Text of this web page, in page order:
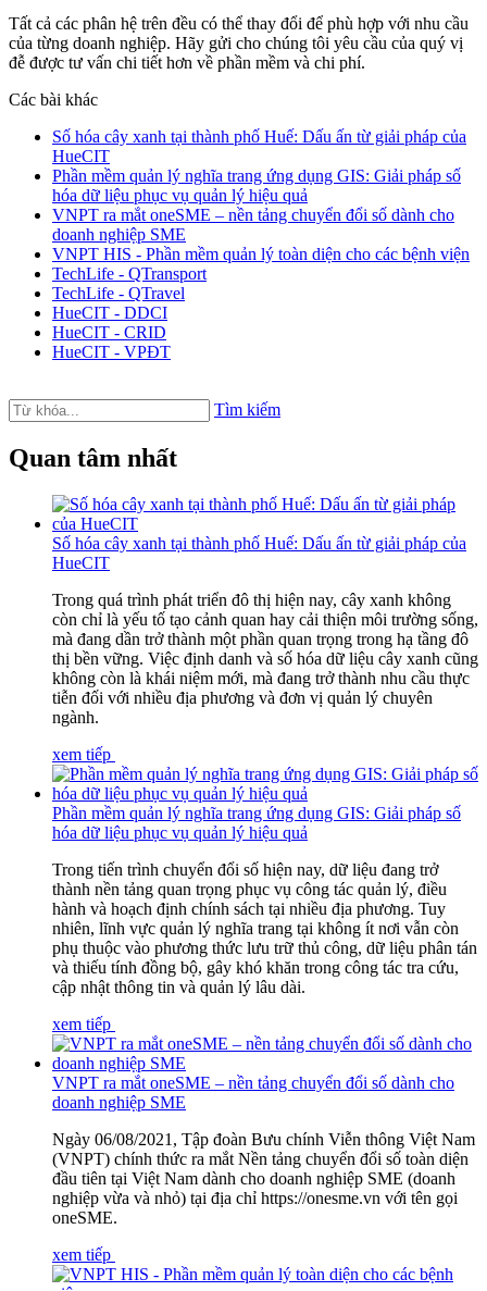
Tất cả các phân hệ trên đều có thể thay đổi để phù hợp với nhu cầu
của từng doanh nghiệp. Hãy gửi cho chúng tôi yêu cầu của quý vị
đễ được tư vấn chi tiết hơn về phần mềm và chi phí.
Các bài khác
Số hóa cây xanh tại thành phố Huế: Dấu ấn từ giải pháp của
HueCIT
Phần mềm quản lý nghĩa trang ứng dụng GIS: Giải pháp số
hóa dữ liệu phục vụ quản lý hiệu quả
VNPT ra mắt oneSME – nền tảng chuyển đổi số dành cho
doanh nghiệp SME
VNPT HIS - Phần mềm quản lý toàn diện cho các bệnh viện
TechLife - QTransport
TechLife - QTravel
HueCIT - DDCI
HueCIT - CRID
HueCIT - VPĐT
Tìm kiếm
Quan tâm nhất
Số hóa cây xanh tại thành phố Huế: Dấu ấn từ giải pháp của
HueCIT
Trong quá trình phát triển đô thị hiện nay, cây xanh không
còn chỉ là yếu tố tạo cảnh quan hay cải thiện môi trường sống,
mà đang dần trở thành một phần quan trọng trong hạ tầng đô
thị bền vững. Việc định danh và số hóa dữ liệu cây xanh cũng
không còn là khái niệm mới, mà đang trở thành nhu cầu thực
tiễn đối với nhiều địa phương và đơn vị quản lý chuyên
ngành.
xem tiếp
Phần mềm quản lý nghĩa trang ứng dụng GIS: Giải pháp số
hóa dữ liệu phục vụ quản lý hiệu quả
Trong tiến trình chuyển đổi số hiện nay, dữ liệu đang trở
thành nền tảng quan trọng phục vụ công tác quản lý, điều
hành và hoạch định chính sách tại nhiều địa phương. Tuy
nhiên, lĩnh vực quản lý nghĩa trang tại không ít nơi vẫn còn
phụ thuộc vào phương thức lưu trữ thủ công, dữ liệu phân tán
và thiếu tính đồng bộ, gây khó khăn trong công tác tra cứu,
cập nhật thông tin và quản lý lâu dài.
xem tiếp
VNPT ra mắt oneSME – nền tảng chuyển đổi số dành cho
doanh nghiệp SME
Ngày 06/08/2021, Tập đoàn Bưu chính Viễn thông Việt Nam
(VNPT) chính thức ra mắt Nền tảng chuyển đổi số toàn diện
đầu tiên tại Việt Nam dành cho doanh nghiệp SME (doanh
nghiệp vừa và nhỏ) tại địa chỉ https://onesme.vn với tên gọi
oneSME.
xem tiếp